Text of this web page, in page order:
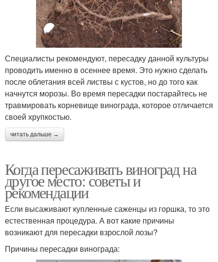
Специалисты рекомендуют, пересадку данной культуры
проводить именно в осеннее время. Это нужно сделать
после облетания всей листвы с кустов, но до того как
начнутся морозы. Во время пересадки постарайтесь не
травмировать корневище винограда, которое отличается
своей хрупкостью.
читать дальше →
Когда пересаживать виноград на
другое место: советы и
рекомендации
Если высаживают купленные саженцы из горшка, то это
естественная процедура. А вот какие причины
возникают для пересадки взрослой лозы?
Причины пересадки винограда: